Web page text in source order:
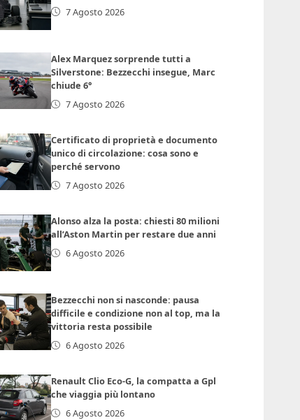
7 Agosto 2026
Alex Marquez sorprende tutti a
Silverstone: Bezzecchi insegue, Marc
chiude 6°
7 Agosto 2026
Certificato di proprietà e documento
unico di circolazione: cosa sono e
perché servono
7 Agosto 2026
Alonso alza la posta: chiesti 80 milioni
all’Aston Martin per restare due anni
6 Agosto 2026
Bezzecchi non si nasconde: pausa
difficile e condizione non al top, ma la
vittoria resta possibile
6 Agosto 2026
Renault Clio Eco-G, la compatta a Gpl
che viaggia più lontano
6 Agosto 2026